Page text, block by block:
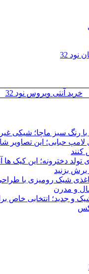
32
خرید آنتی ویروس نود 32
رنگ سبز ماچا؛ شیکی
لامپ حبابی؛ این تصاویر
دخترونه؛ این کیک ها
برش بزنید
شیک رومیزی با
و مدرن
و جدید؛ انتخابی خاص